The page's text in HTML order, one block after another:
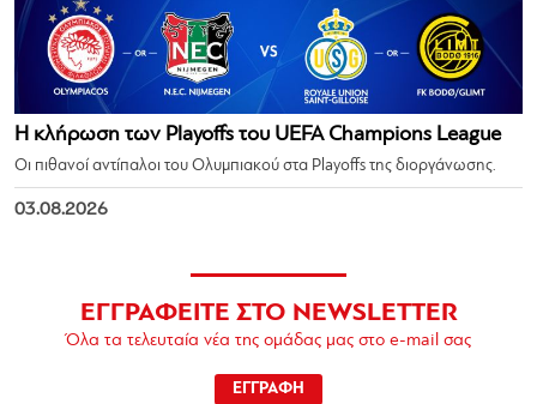
Η κλήρωση των Playoffs του UEFA Champions League
Οι πιθανοί αντίπαλοι του Ολυμπιακού στα Playoffs της διοργάνωσης.
03.08.2026
ΕΓΓΡΑΦΕΙΤΕ ΣΤΟ NEWSLETTER
Όλα τα τελευταία νέα της ομάδας μας στο e-mail σας
ΕΓΓΡΑΦΗ